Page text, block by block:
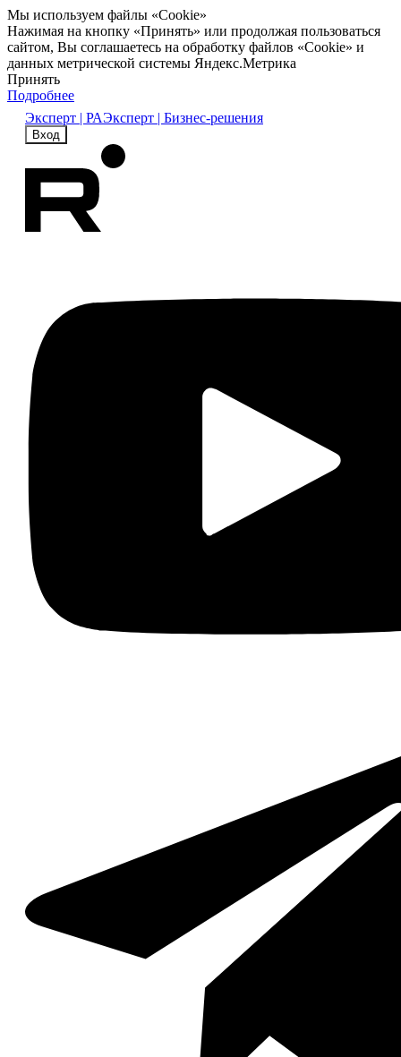
Мы используем файлы «Cookie»
Нажимая на кнопку «Принять» или продолжая пользоваться
сайтом, Вы соглашаетесь на обработку файлов «Cookie» и
данных метрической системы Яндекс.Метрика
Принять
Подробнее
Эксперт | РАЭксперт | Бизнес-решения
Вход